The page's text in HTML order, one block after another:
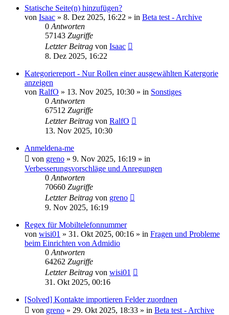
Statische Seite(n) hinzufügen?
von Isaac » 8. Dez 2025, 16:22 » in Beta test - Archive
0 Antworten
57143 Zugriffe
Letzter Beitrag von Isaac
8. Dez 2025, 16:22
Kategoriereport - Nur Rollen einer ausgewählten Katergorie
anzeigen
von RalfO » 13. Nov 2025, 10:30 » in Sonstiges
0 Antworten
67512 Zugriffe
Letzter Beitrag von RalfO
13. Nov 2025, 10:30
Anmeldena-me
von greno » 9. Nov 2025, 16:19 » in
Verbesserungsvorschläge und Anregungen
0 Antworten
70660 Zugriffe
Letzter Beitrag von greno
9. Nov 2025, 16:19
Regex für Mobiltelefonnummer
von wisi01 » 31. Okt 2025, 00:16 » in Fragen und Probleme
beim Einrichten von Admidio
0 Antworten
64262 Zugriffe
Letzter Beitrag von wisi01
31. Okt 2025, 00:16
[Solved] Kontakte importieren Felder zuordnen
von greno » 29. Okt 2025, 18:33 » in Beta test - Archive